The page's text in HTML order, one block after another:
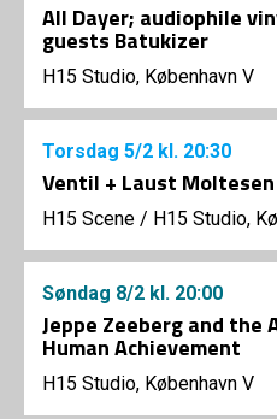
All Dayer; audiophile
guests Batukizer
H15 Studio, København V
Torsdag 5/2 kl. 20:30
Ventil + Laust Moltesen
H15 Scene / H15 Studio,
Søndag 8/2 kl. 20:00
Jeppe Zeeberg and the
Human Achievement
H15 Studio, København V